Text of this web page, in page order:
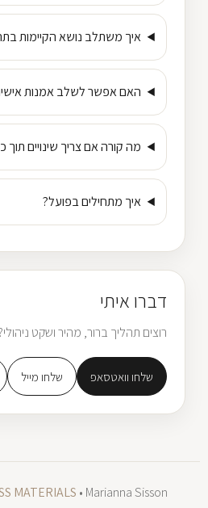
איך משתלב נושא הקיימות
האם אפשר לשלב אמנות
מה קורה אם צריך שינויים תוך
איך מתחילים בפועל?
דברו איתי
רוצים תהליך ברור, מהיר ושקט
שלחו וואטסאפ שלחו מייל
MATERIALS • Marianna Sisson | מריאנה סיסון